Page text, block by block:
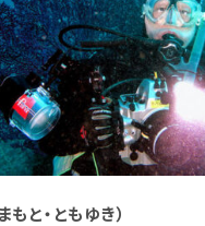
と・ともゆき）